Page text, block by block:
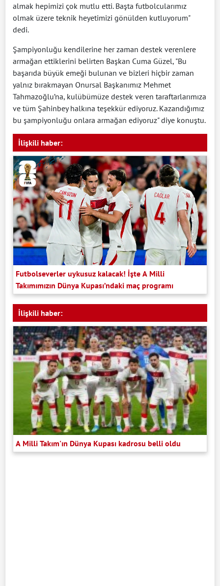
almak hepimizi çok mutlu etti. Başta futbolcularımız
olmak üzere teknik heyetimizi gönülden kutluyorum"
dedi.
Şampiyonluğu kendilerine her zaman destek verenlere
armağan ettiklerini belirten Başkan Cuma Güzel, "Bu
başarıda büyük emeği bulunan ve bizleri hiçbir zaman
yalnız bırakmayan Onursal Başkanımız Mehmet
Tahmazoğlu’na, kulübümüze destek veren taraftarlarımıza
ve tüm Şahinbey halkına teşekkür ediyoruz. Kazandığımız
bu şampiyonluğu onlara armağan ediyoruz" diye konuştu.
İlişkili haber:
Futbolseverler uykusuz kalacak! İşte A Milli
Takımımızın Dünya Kupası’ndaki maç programı
İlişkili haber:
A Milli Takım'ın Dünya Kupası kadrosu belli oldu